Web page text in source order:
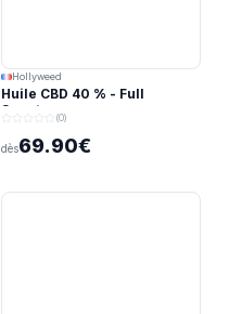
Hollyweed
Huile CBD 40 % - Full
Spectrum
(0)
dès69.90€